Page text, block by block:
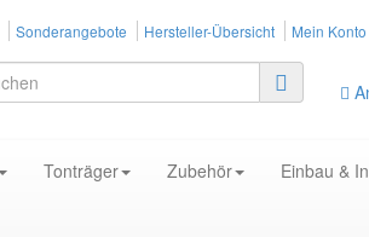
Sonderangebote Hersteller-Übersicht Mein Konto
Tonträger Zubehör Einbau &